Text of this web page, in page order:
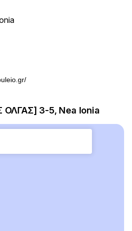
ΟΛΓΑΣ] 3-5, Nea Ionia